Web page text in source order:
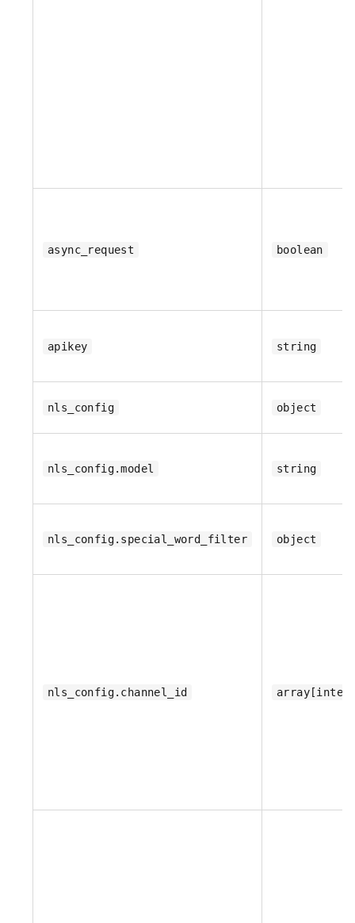
async_request boolean
apikey string
nls_config object
nls_config.model string
nls_config.special_word_filter object
nls_config.channel_id